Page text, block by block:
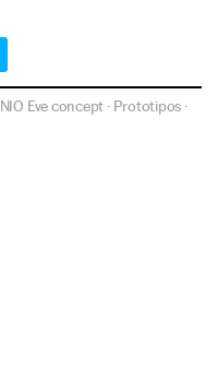
NIO Eve concept · Prototipos ·